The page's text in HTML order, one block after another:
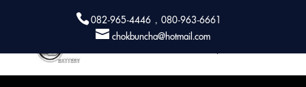
082-965-4446 , 080-963-6661
chokbuncha@hotmail.com